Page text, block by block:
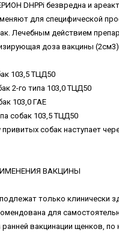
DHPPi безвредна и
для специфической
Лечебным действием
доза вакцины
103,5 ТЦД50
2-го типа 103,0 ТЦД50
103,0 ГАЕ
собак 103,5 ТЦД50
привитых собак наступает
ВАКЦИНЫ
подлежат только клинически
для
вакцинации щенков,